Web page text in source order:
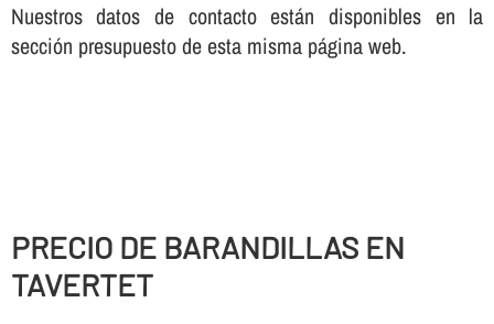
Nuestros datos de contacto están disponibles en la
sección presupuesto de esta misma página web.
PRECIO DE BARANDILLAS EN
TAVERTET